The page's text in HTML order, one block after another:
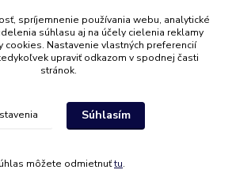
nôž?
olovnatý -
porovnanie
spríjemnenie používania webu, analytické
súhlasu aj na účely cielenia reklamy
cookies. Nastavenie vlastných preferencií
upraviť odkazom v spodnej časti
stránok.
Súhlasím
môžete odmietnuťtu.